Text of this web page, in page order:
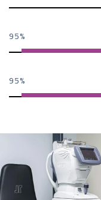
95
95